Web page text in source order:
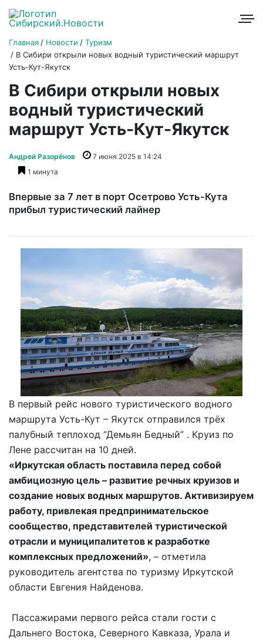
Главная Новости
Туризм
В Сибири открыли новых водный туристический маршрут
Усть-Кут-Якутск
В Сибири открыли новых
водный туристический
маршрут Усть-Кут-Якутск
Андрей Разорёнов
7 июня 2025 в 14:24
1 минута
Впервые за 7 лет в порт Осетрово Усть-Кута
прибыл туристический лайнер
В первый рейс нового туристического водного
маршрута Усть-Кут – Якутск отправился трёх
палубный теплоход “Демьян Бедный” . Круиз по
Лене рассчитан на 10 дней.
«Иркутская область поставила перед собой
амбициозную цель – развитие речных круизов и
создание новых водных маршрутов. Активизируем
работу, привлекая предпринимательское
сообщество, представителей туристической
отрасли и муниципалитетов к разработке
комплексных предложений», – отметила
руководитель агентства по туризму Иркутской
области Евгения Найденова.
Пассажирами первого рейса стали гости с
Дальнего Востока, Северного Кавказа, Урала и